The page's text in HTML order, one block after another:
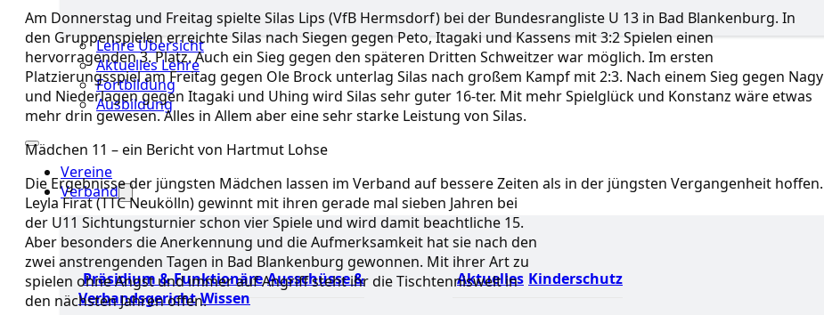
Lehre Übersicht
Aktuelles Lehre
Fortbildung
Ausbildung
Vereine
Verband
Präsidium & Funktionäre Ausschüsse &
Verbandsgericht Wissen
Aktuelles Kinderschutz
Am Donnerstag und Freitag spielte Silas Lips (VfB Hermsdorf) bei der Bundesrangliste U 13 in Bad Blankenburg. In
den Gruppenspielen erreichte Silas nach Siegen gegen Peto, Itagaki und Kassens mit 3:2 Spielen einen
hervorragenden 3. Platz. Auch ein Sieg gegen den späteren Dritten Schweitzer war möglich. Im ersten
Platzierungsspiel am Freitag gegen Ole Brock unterlag Silas nach großem Kampf mit 2:3. Nach einem Sieg gegen Nagy
und Niederlagen gegen Itagaki und Uhing wird Silas sehr guter 16-ter. Mit mehr Spielglück und Konstanz wäre etwas
mehr drin gewesen. Alles in Allem aber eine sehr starke Leistung von Silas.
Mädchen 11 – ein Bericht von Hartmut Lohse
Die Ergebnisse der jüngsten Mädchen lassen im Verband auf bessere Zeiten als in der jüngsten Vergangenheit hoffen.
Leyla Firat (TTC Neukölln) gewinnt mit ihren gerade mal sieben Jahren bei
der U11 Sichtungsturnier schon vier Spiele und wird damit beachtliche 15.
Aber besonders die Anerkennung und die Aufmerksamkeit hat sie nach den
zwei anstrengenden Tagen in Bad Blankenburg gewonnen. Mit ihrer Art zu
spielen ohne Angst und immer auf Angriff steht ihr die Tischtenniswelt in
den nächsten Jahren offen.